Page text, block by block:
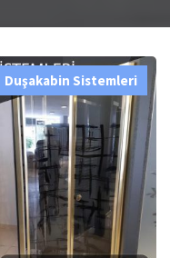
Duşakabin Sistemleri